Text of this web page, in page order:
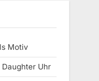
Motiv
Daughter Uhr